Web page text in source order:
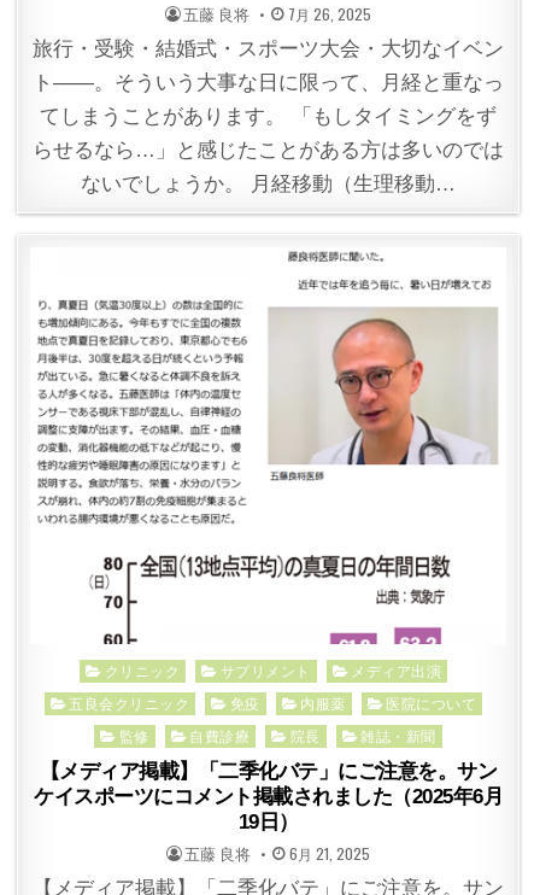
POSTED
BY
五藤 良将 POSTED
ON
7月 26, 2025
旅行・受験・結婚式・スポーツ大会・大切なイベン
ト——。そういう大事な日に限って、月経と重なっ
てしまうことがあります。 「もしタイミングをず
らせるなら…」と感じたことがある方は多いのでは
ないでしょうか。 月経移動（生理移動…
Posted
in
クリニック サプリメント
メディア出演
五良会クリニック
免疫 内服薬
医院について
監修
自費診療 院長 雑誌・新聞
【メディア掲載】「二季化バテ」にご注意を。サン
ケイスポーツにコメント掲載されました（2025年6月
19日）
POSTED
BY
五藤 良将 POSTED
ON
6月 21, 2025
【メディア掲載】「二季化バテ」にご注意を。サン